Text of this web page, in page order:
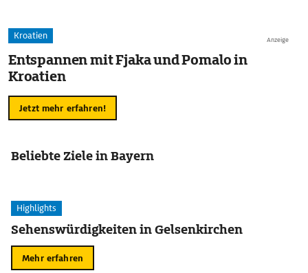
Anzeige
Kroatien
Entspannen mit Fjaka und Pomalo in
Kroatien
Jetzt mehr erfahren!
Beliebte Ziele in Bayern
Highlights
Sehenswürdigkeiten in Gelsenkirchen
Mehr erfahren